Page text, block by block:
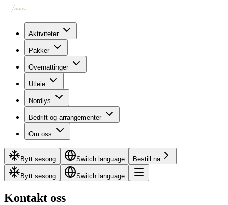
Aktiviteter
Pakker
Overnattinger
Utleie
Nordlys
Bedrift og arrangementer
Om oss
Bytt sesong Switch language Bestill nå
Bytt sesong Switch language
Kontakt oss